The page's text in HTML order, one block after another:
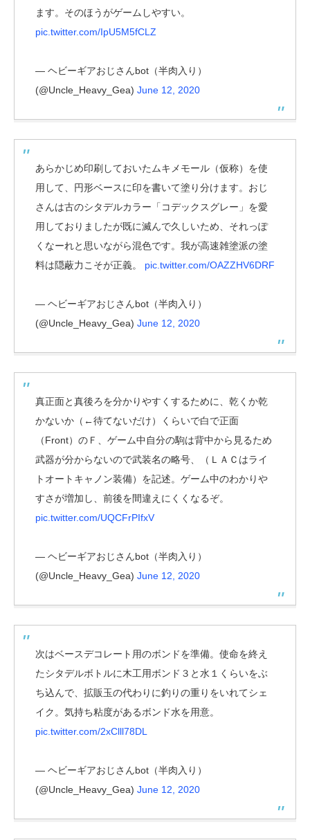
ます。そのほうがゲームしやすい。
pic.twitter.com/IpU5M5fCLZ
— ヘビーギアおじさんbot（半肉入り）
(@Uncle_Heavy_Gea) June 12, 2020
あらかじめ印刷しておいたムキメモール（仮称）を使
用して、円形ベースに印を書いて塗り分けます。おじ
さんは古のシタデルカラー「コデックスグレー」を愛
用しておりましたが既に滅んで久しいため、それっぽ
くなーれと思いながら混色です。我が高速雑塗派の塗
料は隠蔽力こそが正義。 pic.twitter.com/OAZZHV6DRF
— ヘビーギアおじさんbot（半肉入り）
(@Uncle_Heavy_Gea) June 12, 2020
真正面と真後ろを分かりやすくするために、乾くか乾
かないか（←待てないだけ）くらいで白で正面
（Front）のＦ、ゲーム中自分の駒は背中から見るため
武器が分からないので武装名の略号、（ＬＡＣはライ
トオートキャノン装備）を記述。ゲーム中のわかりや
すさが増加し、前後を間違えにくくなるぞ。
pic.twitter.com/UQCFrPIfxV
— ヘビーギアおじさんbot（半肉入り）
(@Uncle_Heavy_Gea) June 12, 2020
次はベースデコレート用のボンドを準備。使命を終え
たシタデルボトルに木工用ボンド３と水１くらいをぶ
ち込んで、拡販玉の代わりに釣りの重りをいれてシェ
イク。気持ち粘度があるボンド水を用意。
pic.twitter.com/2xClll78DL
— ヘビーギアおじさんbot（半肉入り）
(@Uncle_Heavy_Gea) June 12, 2020